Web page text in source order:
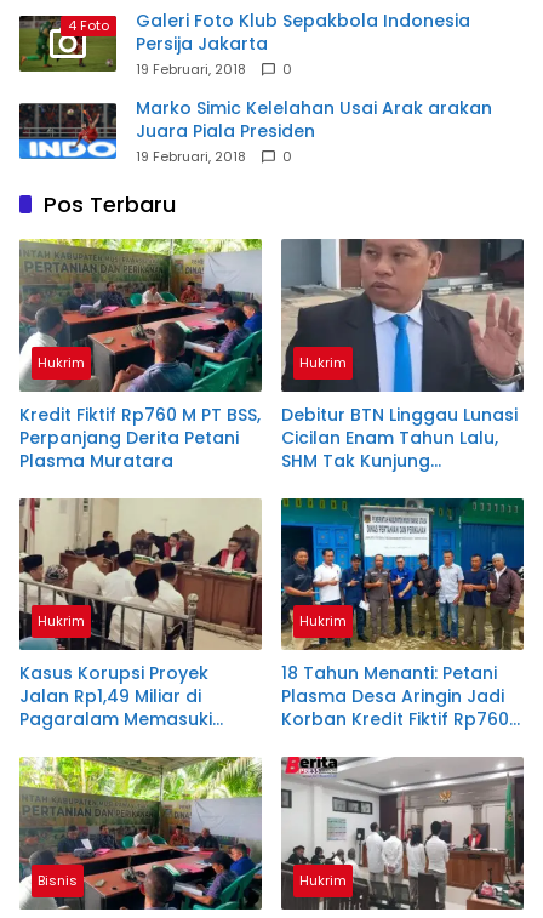
4 Foto
Galeri Foto Klub Sepakbola Indonesia
Persija Jakarta
19 Februari, 2018 0
Marko Simic Kelelahan Usai Arak arakan
Juara Piala Presiden
19 Februari, 2018 0
Pos Terbaru
Hukrim
Kredit Fiktif Rp760 M PT BSS,
Perpanjang Derita Petani
Plasma Muratara
Hukrim
Debitur BTN Linggau Lunasi
Cicilan Enam Tahun Lalu,
SHM Tak Kunjung
Hukrim
Kasus Korupsi Proyek
Jalan Rp1,49 Miliar di
Pagaralam Memasuki
Terdakwa Dituntut 2,5
Tahun Penjara
Hukrim
18 Tahun Menanti: Petani
Plasma Desa Aringin Jadi
Korban Kredit Fiktif Rp760
Bisnis Hukrim